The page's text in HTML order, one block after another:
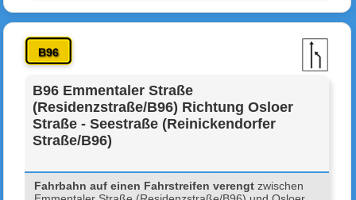
B96
B96 Emmentaler Straße
(Residenzstraße/B96) Richtung Osloer
Straße - Seestraße (Reinickendorfer
Straße/B96)
Fahrbahn auf einen Fahrstreifen verengt zwischen